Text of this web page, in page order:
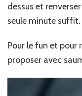
dessus et
seule minute suffit.
Pour le fun et pour
proposer avec